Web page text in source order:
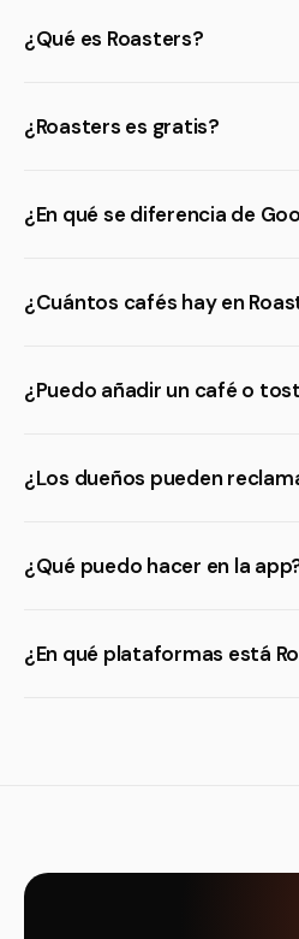
¿Qué es Roasters?
¿Roasters es gratis?
¿En qué se diferencia de
¿Cuántos cafés hay en
¿Puedo añadir un café o
¿Los dueños pueden
¿Qué puedo hacer en la
¿En qué plataformas está